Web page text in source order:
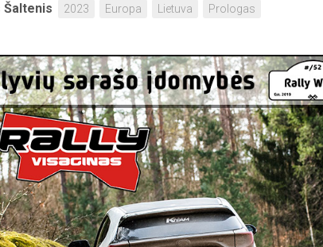
Šaltenis 2023 Europa Lietuva Prologas